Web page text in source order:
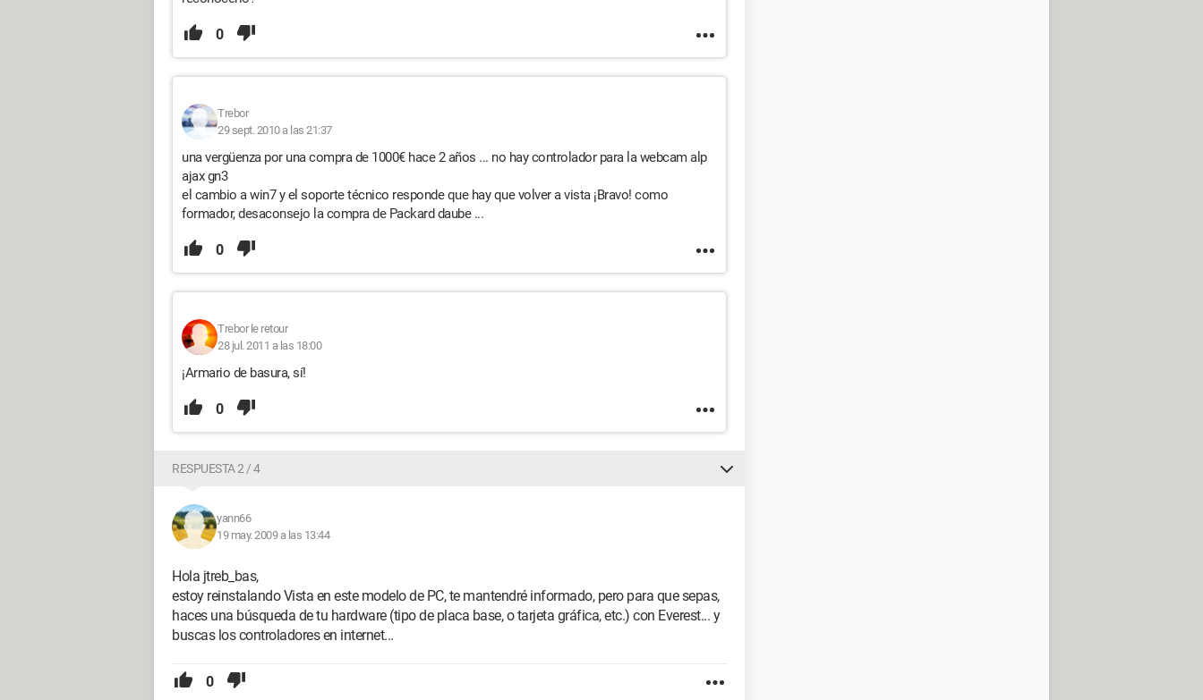
0
Trebor
29 sept. 2010 a las 21:37
una vergüenza por una compra de 1000€ hace 2 años ... no hay controlador para la webcam alp
ajax gn3
el cambio a win7 y el soporte técnico responde que hay que volver a vista ¡Bravo! como
formador, desaconsejo la compra de Packard daube ...
0
Trebor le retour
28 jul. 2011 a las 18:00
¡Armario de basura, sí!
0
RESPUESTA 2 / 4
yann66
19 may. 2009 a las 13:44
Hola jtreb_bas,
estoy reinstalando Vista en este modelo de PC, te mantendré informado, pero para que sepas,
haces una búsqueda de tu hardware (tipo de placa base, o tarjeta gráfica, etc.) con Everest... y
buscas los controladores en internet...
0